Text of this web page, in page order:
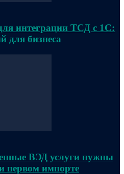
интеграции ТСД с 1С:
для бизнеса
ВЭД услуги нужны
первом импорте